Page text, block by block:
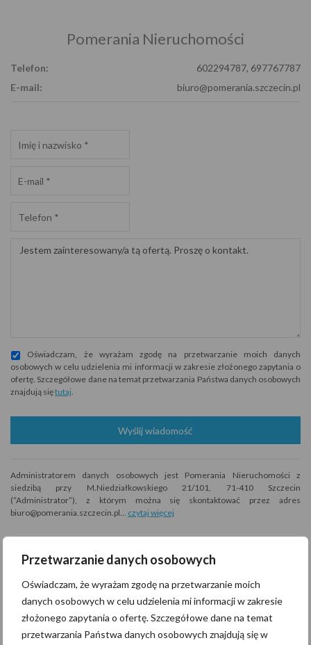
Przetwarzanie danych osobowych
Oświadczam, że wyrażam zgodę na przetwarzanie moich
danych osobowych w celu udzielenia mi informacji w zakresie
złożonego zapytania o ofertę. Szczegółowe dane na temat
przetwarzania Państwa danych osobowych znajdują się w
Pomerania Nieruchomości
Telefon:
602294787, 697767787
E-mail:
biuro@pomerania.szczecin.pl
Oświadczam, że wyrażam zgodę na przetwarzanie moich danych
osobowych w celu udzielenia mi informacji w zakresie złożonego zapytania o
ofertę. Szczegółowe dane na temat przetwarzania Państwa danych osobowych
znajdują siętutaj
Wyślij wiadomość
Administratorem danych osobowych jest Pomerania Nieruchomości z
siedzibą przy M.Niedziałkowskiego 21/101, 71-410 Szczecin
(“Administrator”), z którym można się skontaktować przez adres
biuro@pomerania.szczecin.pl… czytaj więcej
Szukaj